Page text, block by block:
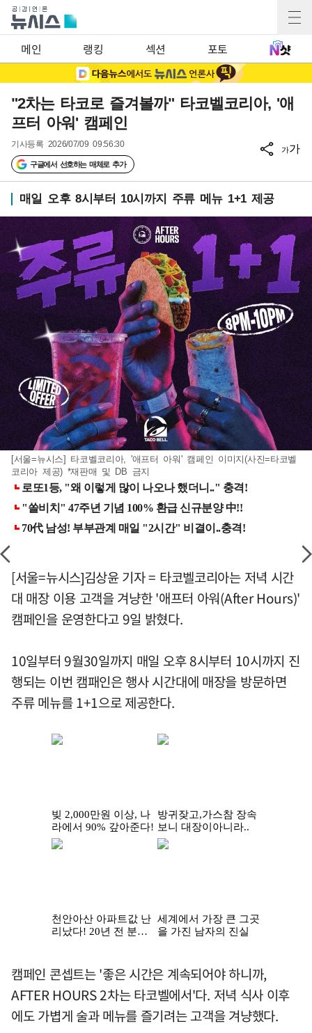
메인 랭킹 섹션 포토
"2차는 타코로 즐겨볼까" 타코벨코리아, '애
프터 아워' 캠페인
기사등록 2026/07/09 09:56:30
구글에서 선호하는 매체로 추가
가가
매일 오후 8시부터 10시까지 주류 메뉴 1+1 제공
[서울=뉴시스] 타코벨코리아, '애프터 아워' 캠페인 이미지(사진=타코벨
코리아 제공) *재판매 및 DB 금지
[서울=뉴시스]김상윤 기자 = 타코벨코리아는 저녁 시간
대 매장 이용 고객을 겨냥한 '애프터 아워(After Hours)'
캠페인을 운영한다고 9일 밝혔다.
10일부터 9월30일까지 매일 오후 8시부터 10시까지 진
행되는 이번 캠패인은 행사 시간대에 매장을 방문하면
주류 메뉴를 1+1으로 제공한다.
캠페인 콘셉트는 '좋은 시간은 계속되어야 하니까,
AFTER HOURS 2차는 타코벨에서'다. 저녁 식사 이후
에도 가볍게 술과 메뉴를 즐기려는 고객을 겨냥했다.